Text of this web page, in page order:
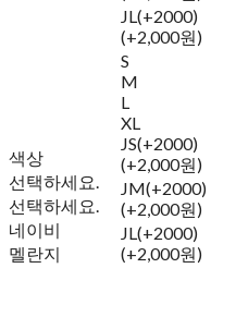
색상
선택하세요.
선택하세요.
네이비
멜란지
JL(+2000)
(+2,000원)
S
M
L
XL
JS(+2000)
(+2,000원)
JM(+2000)
(+2,000원)
JL(+2000)
(+2,000원)